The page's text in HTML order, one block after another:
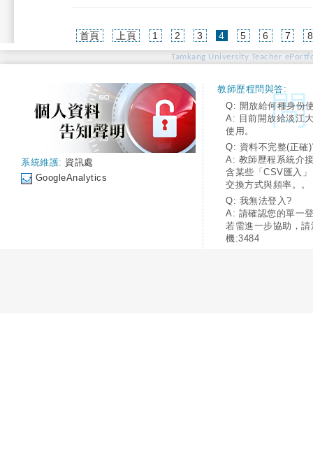
首頁 上頁 1 2 3 4(current)
5 6 7 8
Tamkang University Teacher
系統維護: 資訊處
GoogleAnalytics
教師歷程問與答:
Q: 開放給何種身份
A: 目前開放給淡江
使用。
Q: 資料不完整(正確
A: 教師歷程系統介
含某些「CSV匯入
交換方式與頻率。。
Q: 我無法登入?
A: 請確認您的單一
若需進一步協助，
機:3484